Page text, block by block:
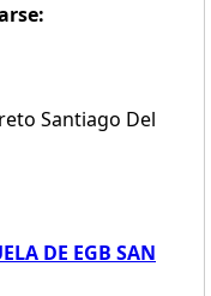
Santiago Del
DE EGB SAN